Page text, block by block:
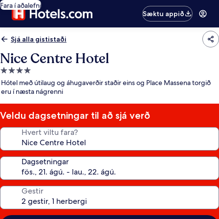
Fara í aðalefni
Sæktu appið
Sjá alla gististaði
Nice Centre Hotel
4.0
stjörnu
gististaður
Hótel með útilaug og áhugaverðir staðir eins og Place Massena torgið
eru í næsta nágrenni
Veldu dagsetningar til að sjá verð
Hvert viltu fara?
Dagsetningar
Gestir